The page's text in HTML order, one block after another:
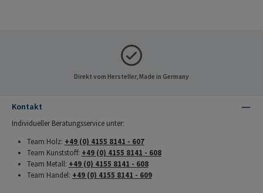
Direkt vom Hersteller, Made in Germany
Kontakt
Individueller Beratungsservice unter:
Team Holz: +49 (0) 4155 8141 - 607
Team Kunststoff: +49 (0) 4155 8141 - 608
Team Metall: +49 (0) 4155 8141 - 608
Team Handel: +49 (0) 4155 8141 - 609